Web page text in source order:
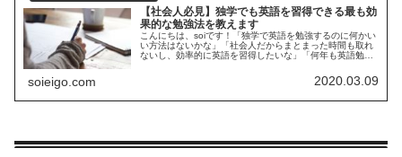
【社会人必見】独学でも英語を習得できる最も効
果的な勉強法を教えます
こんにちは、soiです！「独学で英語を勉強するのに何かい
い方法はないかな」「社会人だからまとまった時間も取れ
ないし、効率的に英語を習得したいな」「何年も英語勉強
soieigo.com 2020.03.09